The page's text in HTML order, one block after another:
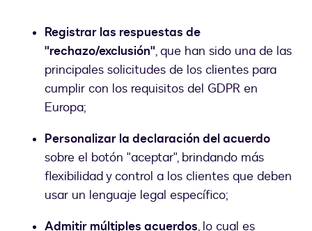
Registrar las respuestas de
"rechazo/exclusión", que han sido una de las
principales solicitudes de los clientes para
cumplir con los requisitos del GDPR en
Europa;
Personalizar la declaración del acuerdo
sobre el botón "aceptar", brindando más
flexibilidad y control a los clientes que deben
usar un lenguaje legal específico;
Admitir múltiples acuerdos, lo cual es